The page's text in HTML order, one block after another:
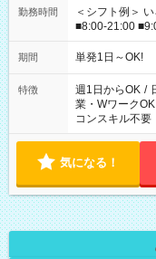
勤務時間
＜シフト例＞
■8:00-21:00
期間 単発1日～OK!
特徴 週1日からOK /
業・WワークOK
コンスキル不要
気になる！